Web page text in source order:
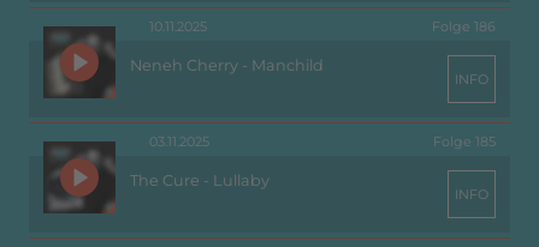
10.11.2025 Folge 186
Neneh Cherry - Manchild
INFO
03.11.2025 Folge 185
The Cure - Lullaby
INFO